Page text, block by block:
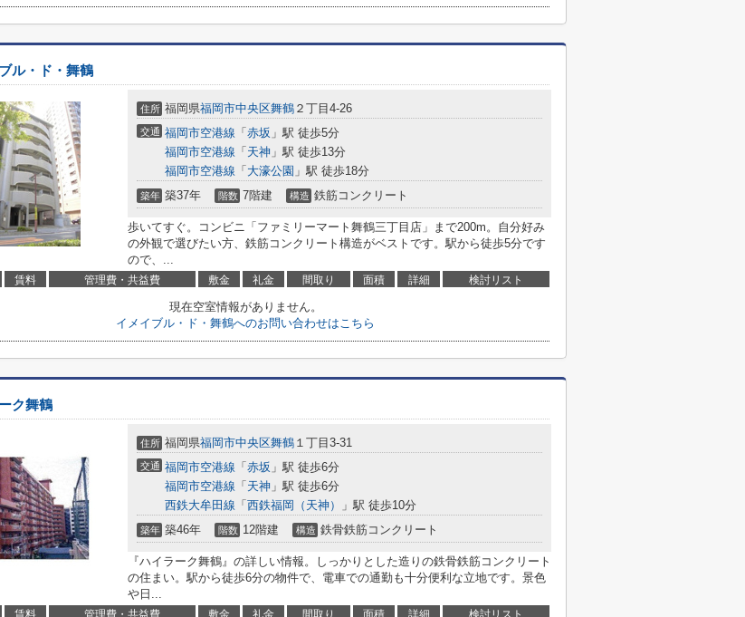
ル・ド・舞鶴
住所 福岡県福岡市中央区舞鶴 ２丁目4-26
交通 福岡市空港線 「 赤坂 」駅 徒歩5分
福岡市空港線 「 天神 」駅 徒歩13分
福岡市空港線 「 大濠公園 」駅 徒歩18分
築年 築37年 階数 7階建 構造 鉄筋コンクリート
歩いてすぐ。コンビニ「ファミリーマート舞鶴三丁目店」まで200m。自分好み
の外観で選びたい方、鉄筋コンクリート構造がベストです。駅から徒歩5分です
ので、...
賃料 管理費・共益費 敷金 礼金 間取り 面積 詳細 検討リスト
現在空室情報がありません。
イメイブル・ド・舞鶴へのお問い合わせはこちら
ク舞鶴
住所 福岡県福岡市中央区舞鶴 １丁目3-31
交通 福岡市空港線 「 赤坂 」駅 徒歩6分
福岡市空港線 「 天神 」駅 徒歩6分
西鉄大牟田線 「 西鉄福岡（天神） 」駅 徒歩10分
築年 築46年 階数 12階建 構造 鉄骨鉄筋コンクリート
『ハイラーク舞鶴』の詳しい情報。しっかりとした造りの鉄骨鉄筋コンクリート
の住まい。駅から徒歩6分の物件で、電車での通勤も十分便利な立地です。景色
や日...
賃料 管理費・共益費 敷金 礼金 間取り 面積 詳細 検討リスト